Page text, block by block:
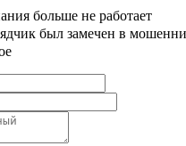
больше не работает
был замечен в